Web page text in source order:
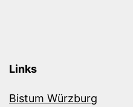
Links
Bistum Würzburg